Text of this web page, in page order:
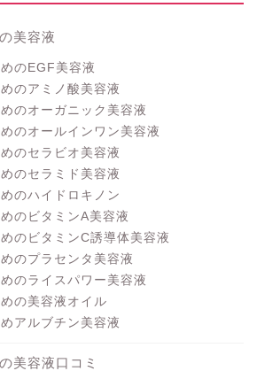
美容液
のEGF美容液
のアミノ酸美容液
のオーガニック美容液
のオールインワン美容液
のセラビオ美容液
のセラミド美容液
のハイドロキノン
のビタミンA美容液
のビタミンC誘導体美容液
のプラセンタ美容液
のライスパワー美容液
の美容液オイル
アルブチン美容液
美容液口コミ